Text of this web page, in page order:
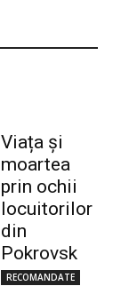
Viața și
moartea
prin ochii
locuitorilor
din
Pokrovsk
RECOMANDATE